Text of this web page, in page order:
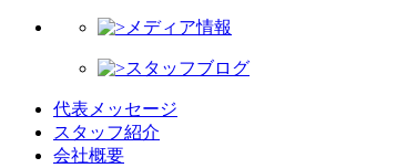
メディア情報
スタッフブログ
代表メッセージ
スタッフ紹介
会社概要